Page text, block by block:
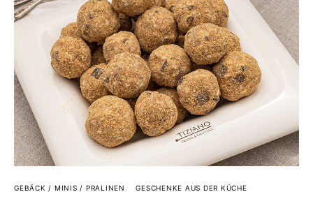
GEBÄCK / MINIS / PRALINEN GESCHENKE AUS DER KÜCHE